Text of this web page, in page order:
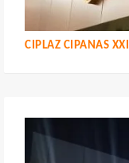
CIPLAZ CIPANAS XXI